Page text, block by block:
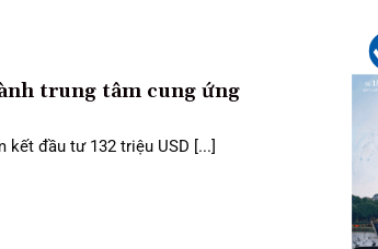
trung tâm cung ứng
đầu tư 132 triệu USD [...]